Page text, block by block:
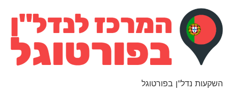
השקעות נדל"ן בפורטוגל